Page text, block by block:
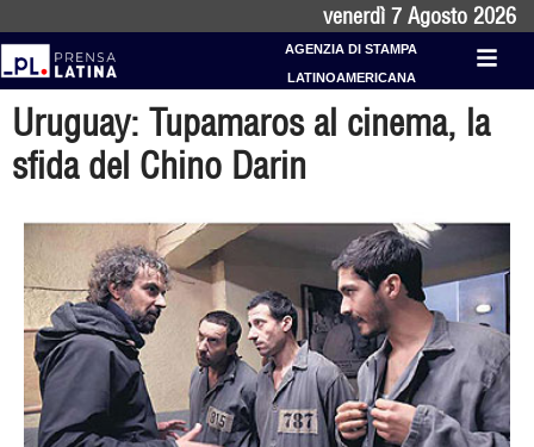
venerdì 7 Agosto 2026
AGENZIA DI STAMPA
LATINOAMERICANA
Uruguay: Tupamaros al cinema, la
sfida del Chino Darin